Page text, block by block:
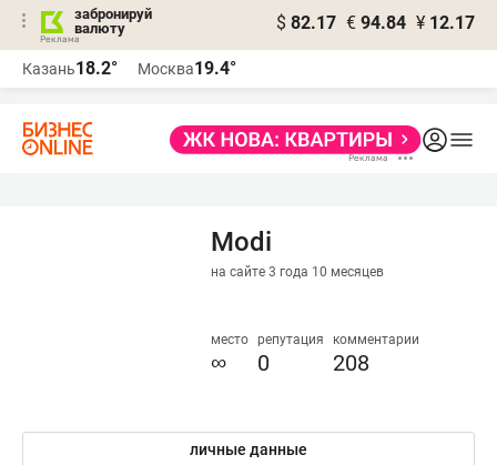
забронируй
валюту
$ 82.17 € 94.84 ¥ 12.17
Казань18.2° Москва19.4°
Modi
на сайте 3 года 10 месяцев
место
∞
репутация
0
комментарии
208
личные данные